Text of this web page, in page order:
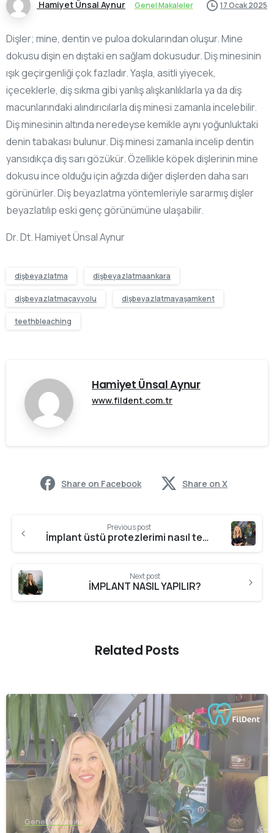
Hamiyet Ünsal Aynur Genel Makaleler 17 Ocak 2025
Dişler; mine, dentin ve puloa dokularından oluşur. Mine
dokusu dişin en dıştaki en sağlam dokusudur. Diş minesinin
ışık geçirgenliği çok fazladır. Yaşla, asitli yiyecek,
içeceklerle, diş sıkma gibi yanlış alışkanlıklarla ya da diş
macunlarındaki alındırıcılarla diş minesi zamanla incelebilir.
Diş minesinin altında neredeyse kemikle aynı yoğunluktaki
denin tabakası bulunur. Diş minesi zamanla incelip dentin
yansıdıkça diş sarı gözükür. Özellikle köpek dişlerinin mine
dokusu ince olduğu için ağızda diğer dişlerden daha sarı
görünürler. Diş beyazlatma yöntemleriyle sararmış dişler
beyazlatılıp eski genç görünümüne ulaşabilir.
Dr. Dt. Hamiyet Ünsal Aynur
dişbeyazlatma dişbeyazlatmaankara
dişbeyazlatmaçayyolu dişbeyazlatmayaşamkent
teethbleaching
Hamiyet Ünsal Aynur
www.fildent.com.tr
Share on Facebook Share on X
Previous post
İmplant üstü protezlerimi nasıl temizlemeliyim?
Next post
İMPLANT NASIL YAPILIR?
Related Posts
-
Genel Makaleler